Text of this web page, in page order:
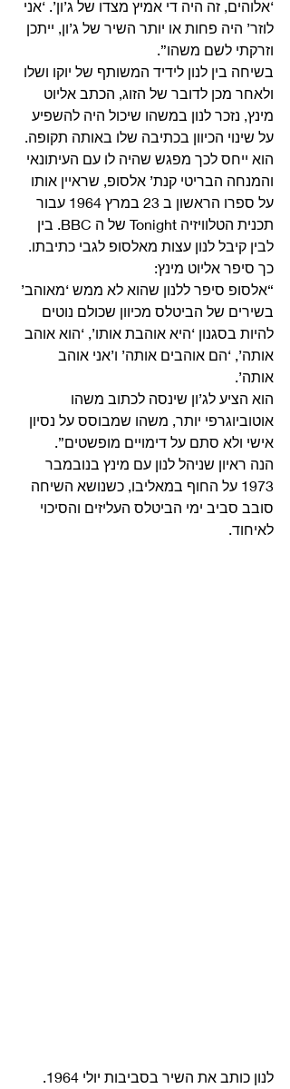
‘אלוהים, זה היה די אמיץ מצדו של ג’ון’. ‘אני
לוזר’ היה פחות או יותר השיר של ג’ון, ייתכן
וזרקתי לשם משהו”.
בשיחה בין לנון לידיד המשותף של יוקו ושלו
ולאחר מכן לדובר של הזוג, הכתב אליוט
מינץ, נזכר לנון במשהו שיכול היה להשפיע
על שינוי הכיוון בכתיבה שלו באותה תקופה.
הוא ייחס לכך מפגש שהיה לו עם העיתונאי
והמנחה הבריטי קנת’ אלסופ, שראיין אותו
על ספרו הראשון ב 23 במרץ 1964 עבור
תכנית הטלוויזיה Tonight של ה BBC. בין
לבין קיבל לנון עצות מאלסופ לגבי כתיבתו.
כך סיפר אליוט מינץ:
“אלסופ סיפר ללנון שהוא לא ממש ‘מאוהב’
בשירים של הביטלס מכיוון שכולם נוטים
להיות בסגנון ‘היא אוהבת אותו’, ‘הוא אוהב
אותה’, ‘הם אוהבים אותה’ ו’אני אוהב
אותה’.
הוא הציע לג’ון שינסה לכתוב משהו
אוטוביוגרפי יותר, משהו שמבוסס על נסיון
אישי ולא סתם על דימויים מופשטים”.
הנה ראיון שניהל לנון עם מינץ בנובמבר
1973 על החוף במאליבו, כשנושא השיחה
סובב סביב ימי הביטלס העליזים והסיכוי
לאיחוד.
לנון כותב את השיר בסביבות יולי 1964.